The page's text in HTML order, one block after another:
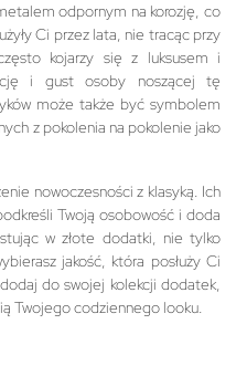
odpornym na korozję, co
Ci przez lata, nie tracąc przy
kojarzy się z luksusem i
i gust osoby noszącej tę
może także być symbolem
z pokolenia na pokolenie jako
nowoczesności z klasyką. Ich
Twoją osobowość i doda
w złote dodatki, nie tylko
jakość, która posłuży Ci
do swojej kolekcji dodatek,
Twojego codziennego looku.